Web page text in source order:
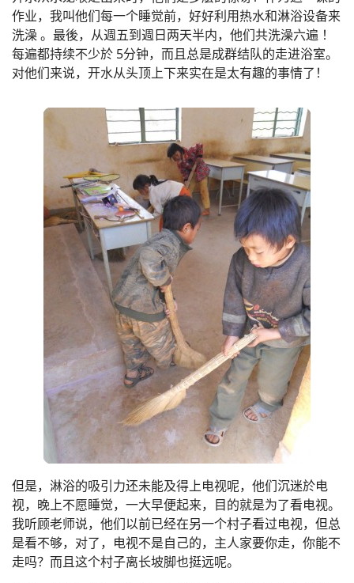
作业，我叫他们每一个睡觉前，好好利用热水和淋浴设备来
洗澡 。最後，从週五到週日两天半内，他们共洗澡六遍 ！
每遍都持续不少於 5分钟，而且总是成群结队的走进浴室。
对他们来说，开水从头顶上下来实在是太有趣的事情了！
但是，淋浴的吸引力还未能及得上电视呢，他们沉迷於电
视，晚上不愿睡觉，一大早便起来，目的就是为了看电视。
我听顾老师说，他们以前已经在另一个村子看过电视，但总
是看不够，对了，电视不是自己的，主人家要你走，你能不
走吗？而且这个村子离长坡脚也挺远呢。